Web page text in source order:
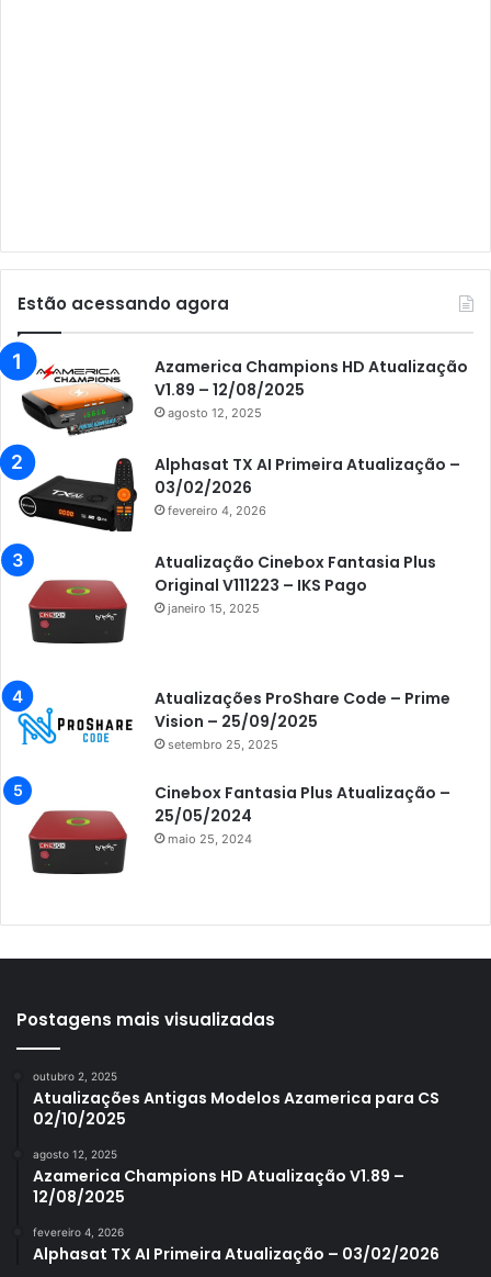
Audisat K10 Urus
Audisat K30 Aventador
Azamerica
Azamerica Beats
Azamerica Champions
Azamerica Champions IPTV
Azamerica Extremo IPTV
Azamerica F92 Plus
Azamerica Gold
Azamerica i7 IPTV
Azamerica King
Azamerica King GX PRO
Azamerica King IPTV
Azamerica Mobi
Azamerica S1005
Azamerica S1006 Plus
Azamerica S1007 New
Azamerica S1009
Estão acessando agora
Azamerica Champions HD Atualização
V1.89 – 12/08/2025
agosto 12, 2025
Alphasat TX AI Primeira Atualização –
03/02/2026
fevereiro 4, 2026
Atualização Cinebox Fantasia Plus
Original V111223 – IKS Pago
janeiro 15, 2025
Atualizações ProShare Code – Prime
Vision – 25/09/2025
setembro 25, 2025
Cinebox Fantasia Plus Atualização –
25/05/2024
maio 25, 2024
Postagens mais visualizadas
outubro 2, 2025
Atualizações Antigas Modelos Azamerica para CS
02/10/2025
agosto 12, 2025
Azamerica Champions HD Atualização V1.89 –
12/08/2025
fevereiro 4, 2026
Alphasat TX AI Primeira Atualização – 03/02/2026